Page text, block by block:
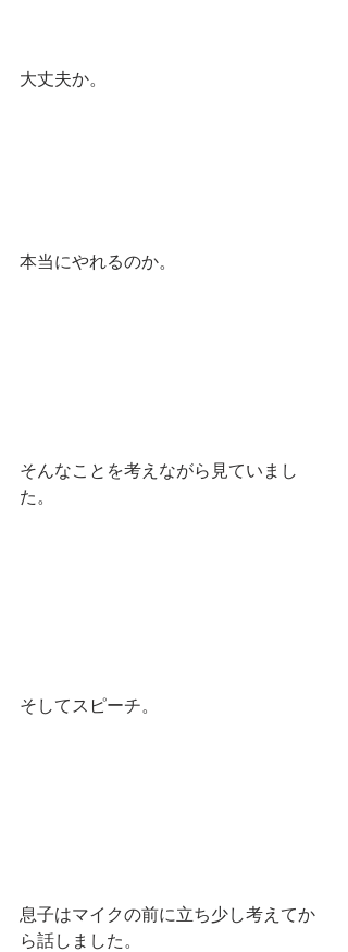
大丈夫か。
本当にやれるのか。
そんなことを考えながら見ていまし
た。
そしてスピーチ。
息子はマイクの前に立ち少し考えてか
ら話しました。